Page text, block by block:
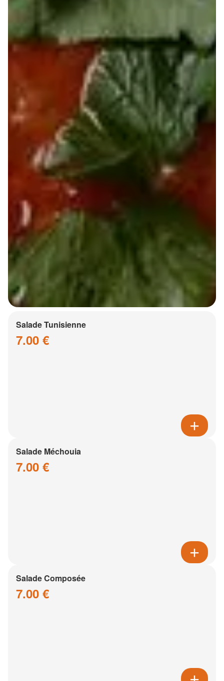
Salade Tunisienne
7.00 €
Salade Méchouia
7.00 €
Salade Composée
7.00 €